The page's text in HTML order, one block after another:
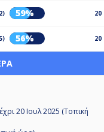
59% 20
56% 20
20 Ιουλ 2025 (Τοπική